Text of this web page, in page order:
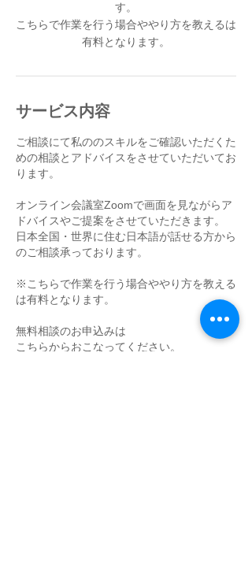
す。
こちらで作業を行う場合ややり方を教えるは
有料となります。
サービス内容
ご相談にて私ののスキルをご確認いただくた
めの相談とアドバイスをさせていただいてお
ります。
オンライン会議室Zoomで画面を見ながらア
ドバイスやご提案をさせていただきます。
日本全国・世界に住む日本語が話せる方から
のご相談承っております。
※こちらで作業を行う場合ややり方を教える
は有料となります。
無料相談のお申込みは
こちらからおこなってください。